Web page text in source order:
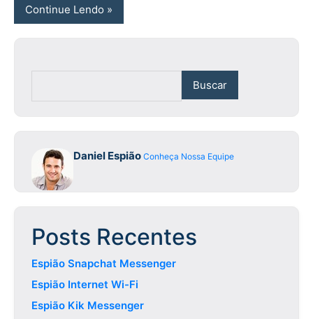
Continue Lendo
Buscar
Daniel Espião Conheça Nossa Equipe
Posts Recentes
Espião Snapchat Messenger
Espião Internet Wi-Fi
Espião Kik Messenger